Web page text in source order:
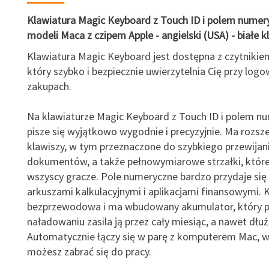
Klawiatura Magic Keyboard z Touch ID i polem
modeli Maca z czipem Apple - angielski (USA) - białe
Klawiatura Magic Keyboard jest dostępna z
który szybko i bezpiecznie uwierzytelnia Cię przy
zakupach.
Na klawiaturze Magic Keyboard z Touch ID i polem
pisze się wyjątkowo wygodnie i precyzyjnie. Ma
klawiszy, w tym przeznaczone do szybkiego
dokumentów, a także pełnowymiarowe strzałki,
wszyscy gracze. Pole numeryczne bardzo przydaje
arkuszami kalkulacyjnymi i aplikacjami finansowymi.
bezprzewodowa i ma wbudowany akumulator, który
naładowaniu zasila ją przez cały miesiąc, a nawet
Automatycznie łączy się w parę z komputerem Mac,
możesz zabrać się do pracy.